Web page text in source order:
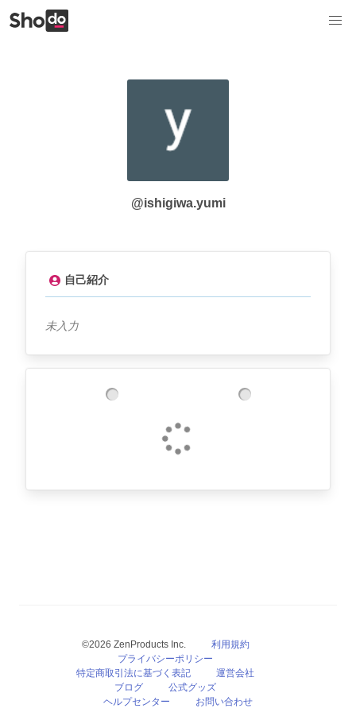
@ishigiwa.yumi
自己紹介
未入力
©2026 ZenProducts Inc.
利用規約
プライバシーポリシー
特定商取引法に基づく表記
運営会社
ブログ
公式グッズ
ヘルプセンター
お問い合わせ